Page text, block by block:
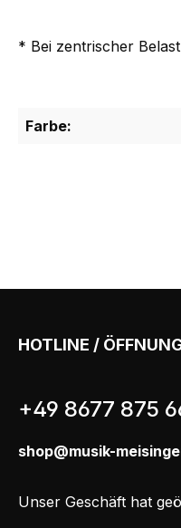
* Bei zentrischer
Farbe:
HOTLINE /
+49 8677 875
shop@musik-
Unser Geschäft hat